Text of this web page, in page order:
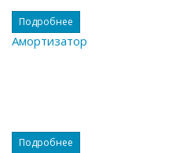
Подробнее
Амортизатор
Подробнее